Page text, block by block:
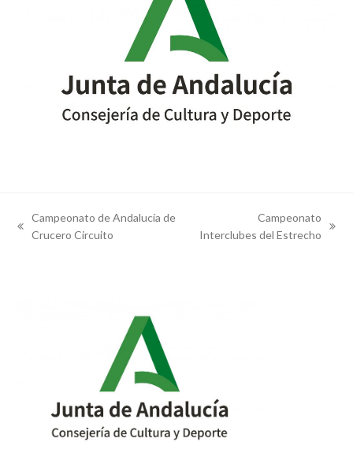
previous
Campeonato de Andalucía de
Crucero Circuito
next
Campeonato
Interclubes del Estrecho